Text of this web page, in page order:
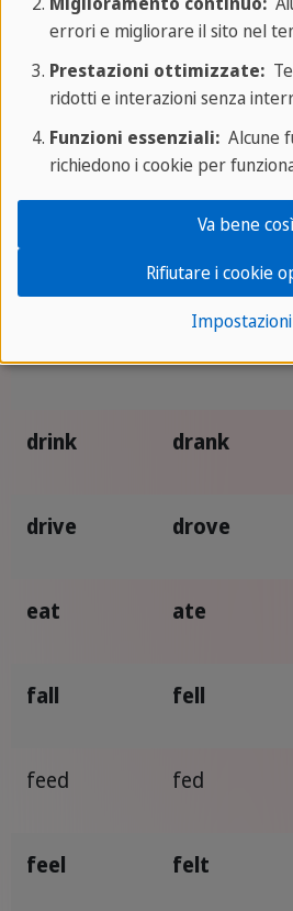
deal dealt
dig dug
drew
dream dreamt*
drink drank
drive drove
eat ate
fall fell
feed fed
feel felt
errori e migliorare il sito nel
Prestazioni ottimizzate:
ridotti e interazioni senza
Funzioni essenziali:Alcune
richiedono i cookie per
Impostazioni
Rifiutare i cookie
Va bene così